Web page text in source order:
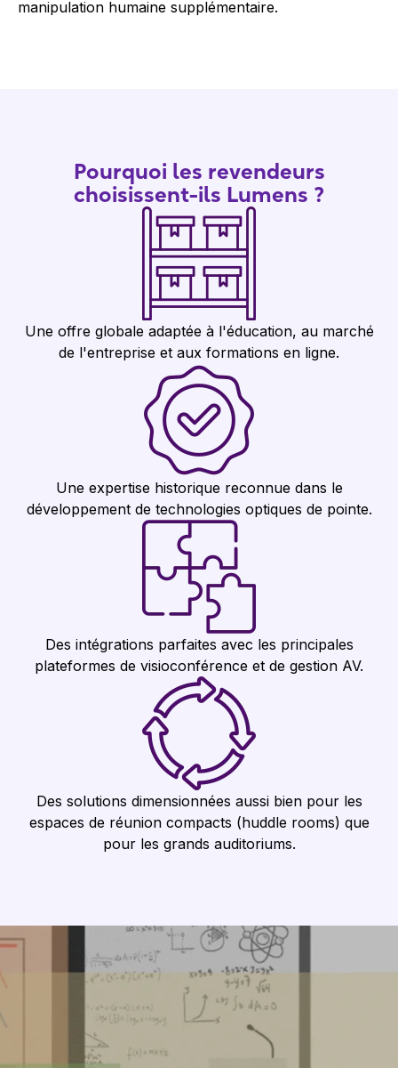
manipulation humaine supplémentaire.
Pourquoi les revendeurs
choisissent-ils Lumens ?
Une offre globale adaptée à l'éducation, au marché
de l'entreprise et aux formations en ligne.
Une expertise historique reconnue dans le
développement de technologies optiques de pointe.
Des intégrations parfaites avec les principales
plateformes de visioconférence et de gestion AV.
Des solutions dimensionnées aussi bien pour les
espaces de réunion compacts (huddle rooms) que
pour les grands auditoriums.